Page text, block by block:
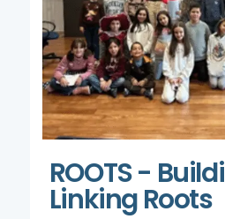
ROOTS -
Linking Roots